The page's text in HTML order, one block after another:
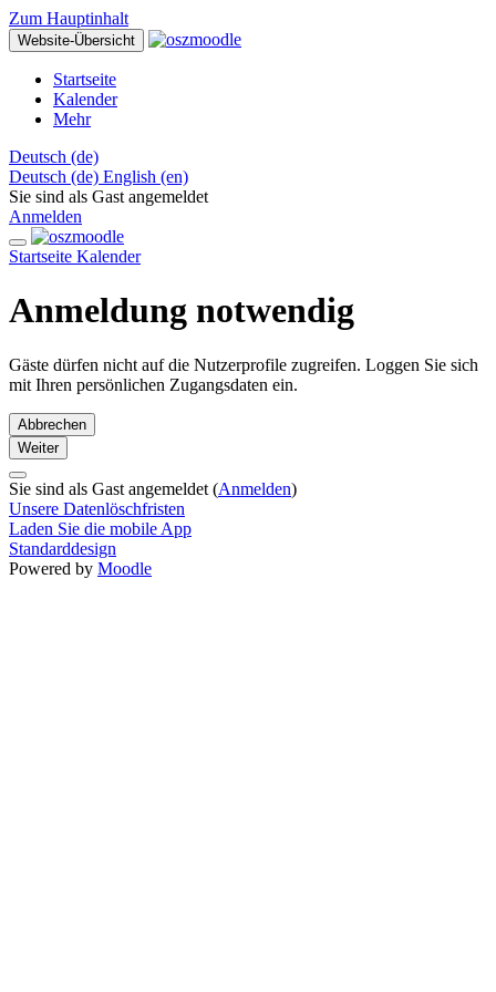
Zum Hauptinhalt
Website-Übersicht
Startseite
Kalender
Mehr
Deutsch ‎(de)‎
Deutsch ‎(de)‎ English ‎(en)‎
Sie sind als Gast angemeldet
Anmelden
Startseite Kalender
Anmeldung notwendig
Gäste dürfen nicht auf die Nutzerprofile zugreifen. Loggen Sie sich
mit Ihren persönlichen Zugangsdaten ein.
Abbrechen
Weiter
Sie sind als Gast angemeldet (Anmelden)
Unsere Datenlöschfristen
Laden Sie die mobile App
Standarddesign
Powered by Moodle